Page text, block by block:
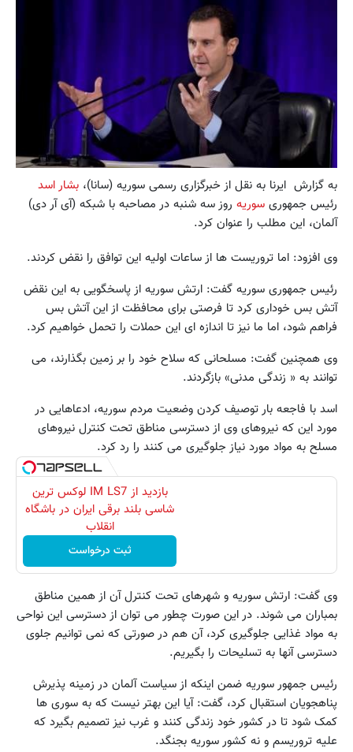
به گزارش ايرنا به نقل از خبرگزاری رسمی سوریه (سانا)، بشار اسد
رئیس جمهوری سوریه روز سه شنبه در مصاحبه با شبکه (آی آر دی)
آلمان، این مطلب را عنوان کرد.
وی افزود: اما تروریست ها از ساعات اولیه این توافق را نقض کردند.
رئیس جمهوری سوریه گفت: ارتش سوریه از پاسخگویی به این نقض
آتش بس خوداری کرد تا فرصتی برای محافظت از این آتش بس
فراهم شود، اما ما نیز تا اندازه ای این حملات را تحمل خواهیم کرد.
وی همچنین گفت: مسلحانی که سلاح خود را بر زمین بگذارند، می
توانند به « زندگی مدنی» بازگردند.
اسد با فاجعه بار توصیف کردن وضعیت مردم سوریه، ادعاهایی در
مورد این که نیروهای وی از دسترسی مناطق تحت کنترل نیروهای
مسلح به مواد مورد نیاز جلوگیری می کنند را رد کرد.
بازدید از IM LS7 لوکس ترین
شاسی بلند برقی ایران در باشگاه
انقلاب
ثبت درخواست
وی گفت: ارتش سوریه و شهرهای تحت کنترل آن از همین مناطق
بمباران می شوند. در این صورت چطور می توان از دسترسی این نواحی
به مواد غذایی جلوگیری کرد، آن هم در صورتی که نمی توانیم جلوی
دسترسی آنها به تسلیحات را بگیریم.
رئیس جمهور سوریه ضمن اینکه از سیاست آلمان در زمینه پذیرش
پناهجویان استقبال کرد، گفت: آیا این بهتر نیست که به سوری ها
کمک شود تا در کشور خود زندگی کنند و غرب نیز تصمیم بگیرد که
علیه تروریسم و نه کشور سوریه بجنگد.